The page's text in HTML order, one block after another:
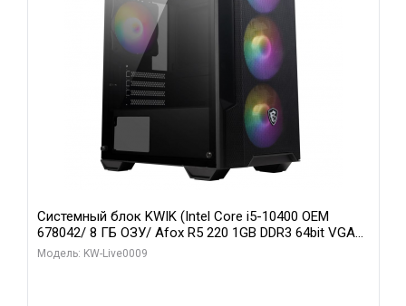
Системный блок KWIK (Intel Core i5-10400 OEM
678042/ 8 ГБ ОЗУ/ Afox R5 220 1GB DDR3 64bit VGA
DVI HDMI 1FAN LP RTL / 128 ГБ SSD)
Модель: KW-Live0009